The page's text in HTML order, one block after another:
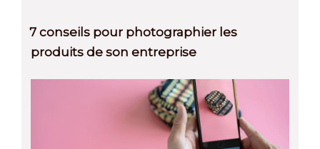
7 conseils pour photographier les
produits de son entreprise